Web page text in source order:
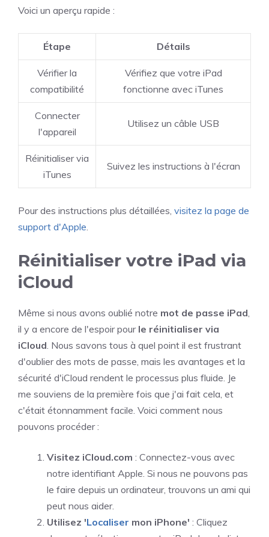
Voici un aperçu rapide :
Étape Détails
Vérifier la
compatibilité
Vérifiez que votre iPad
fonctionne avec iTunes
Connecter
l'appareil
Utilisez un câble USB
Réinitialiser via
iTunes
Suivez les instructions à l'écran
Pour des instructions plus détaillées, visitez la page de
support d'Apple.
Réinitialiser votre iPad via
iCloud
Même si nous avons oublié notre mot de passe iPad,
il y a encore de l'espoir pour le réinitialiser via
iCloud. Nous savons tous à quel point il est frustrant
d'oublier des mots de passe, mais les avantages et la
sécurité d'iCloud rendent le processus plus fluide. Je
me souviens de la première fois que j'ai fait cela, et
c'était étonnamment facile. Voici comment nous
pouvons procéder :
Visitez iCloud.com : Connectez-vous avec
notre identifiant Apple. Si nous ne pouvons pas
le faire depuis un ordinateur, trouvons un ami qui
peut nous aider.
Utilisez 'Localiser mon iPhone' : Cliquez